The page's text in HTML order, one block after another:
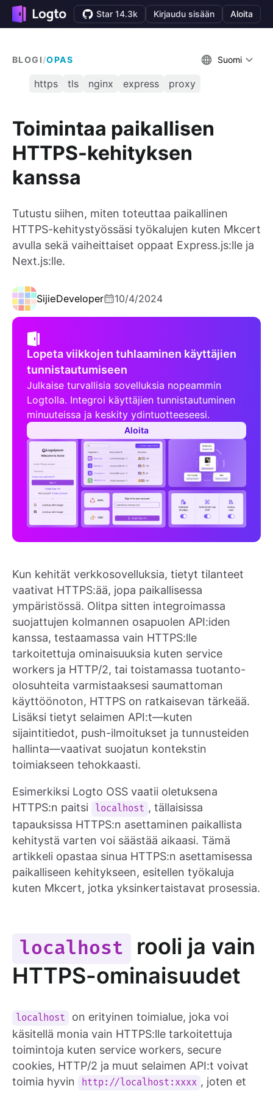
Star 14.3k Kirjaudu sisään Aloita
BLOGI/OPAS Suomi
https tls nginx express proxy
Toimintaa paikallisen
HTTPS-kehityksen
kanssa
Tutustu siihen, miten toteuttaa paikallinen
HTTPS-kehitystyössäsi työkalujen kuten Mkcert
avulla sekä vaiheittaiset oppaat Express.js:lle ja
Next.js:lle.
SijieDeveloper 10/4/2024
Lopeta viikkojen tuhlaaminen käyttäjien
tunnistautumiseen
Julkaise turvallisia sovelluksia nopeammin
Logtolla. Integroi käyttäjien tunnistautuminen
minuuteissa ja keskity ydintuotteeseesi.
Aloita
Kun kehität verkkosovelluksia, tietyt tilanteet
vaativat HTTPS:ää, jopa paikallisessa
ympäristössä. Olitpa sitten integroimassa
suojattujen kolmannen osapuolen API:iden
kanssa, testaamassa vain HTTPS:lle
tarkoitettuja ominaisuuksia kuten service
workers ja HTTP/2, tai toistamassa tuotanto-
olosuhteita varmistaaksesi saumattoman
käyttöönoton, HTTPS on ratkaisevan tärkeää.
Lisäksi tietyt selaimen API:t—kuten
sijaintitiedot, push-ilmoitukset ja tunnusteiden
hallinta—vaativat suojatun kontekstin
toimiakseen tehokkaasti.
Esimerkiksi Logto OSS vaatii oletuksena
HTTPS:n paitsi
localhost , tällaisissa
tapauksissa HTTPS:n asettaminen paikallista
kehitystä varten voi säästää aikaasi. Tämä
artikkeli opastaa sinua HTTPS:n asettamisessa
paikalliseen kehitykseen, esitellen työkaluja
kuten Mkcert, jotka yksinkertaistavat prosessia.
localhost
rooli ja vain
HTTPS-ominaisuudet
localhost
on erityinen toimialue, joka voi
käsitellä monia vain HTTPS:lle tarkoitettuja
toimintoja kuten service workers, secure
cookies, HTTP/2 ja muut selaimen API:t voivat
toimia hyvin
http://localhost:xxxx , joten et